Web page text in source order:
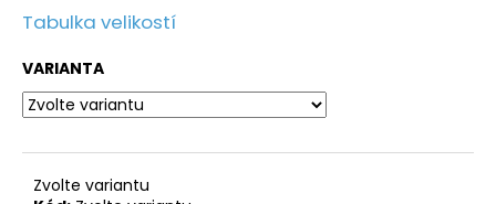
Tabulka velikostí
VARIANTA
Zvolte variantu
o
o
r
u
č
u